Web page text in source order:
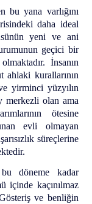
bu yana varlığını
daha ideal
yeni ve ani
geçici bir
İnsanın
kurallarının
yirminci yüzyılın
merkezli olan ama
ötesine
evli olmayan
süreçlerine
döneme kadar
içinde kaçınılmaz
ve benliğin